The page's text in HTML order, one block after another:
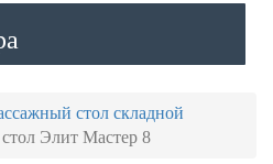
стол складной
Элит Мастер 8